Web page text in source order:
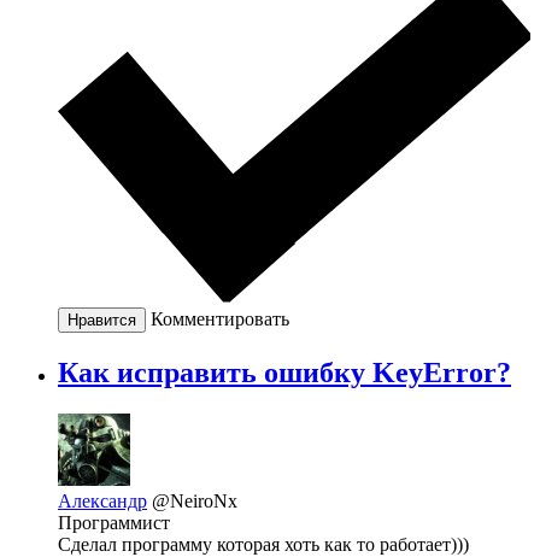
Нравится Комментировать
Как исправить ошибку KeyError?
Александр @NeiroNx
Программист
Сделал программу которая хоть как то работает)))